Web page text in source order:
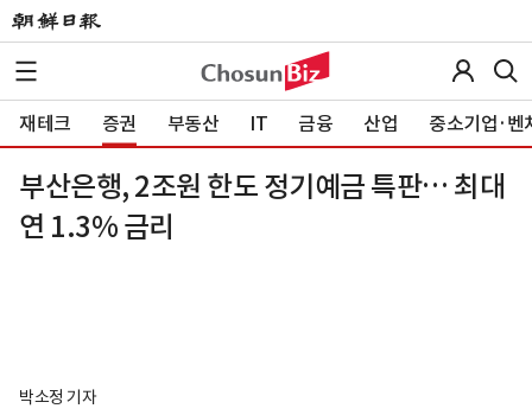
재테크 증권 부동산 IT 금융 산업 중소기업·벤
부산은행, 2조원 한도 정기예금 특판… 최대
연 1.3% 금리
박소정 기자